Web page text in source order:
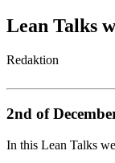
Lean Talks
Redaktion
2nd of
In this Lean Talks